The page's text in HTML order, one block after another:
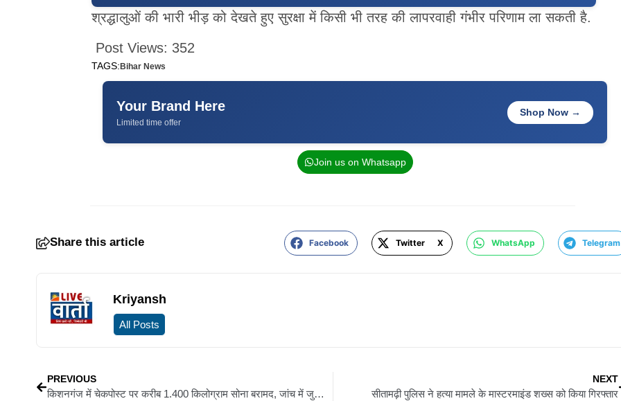
श्रद्धालुओं की भारी भीड़ को देखते हुए सुरक्षा में किसी भी तरह की लापरवाही गंभीर परिणाम ला सकती है.
Post Views: 352
TAGS: Bihar News
Your Brand Here
Limited time offer
Shop Now →
Join us on Whatsapp
Share this article Facebook Twitter X WhatsApp Telegram
Kriyansh
All Posts
PREVIOUS
किशनगंज में चेकपोस्ट पर करीब 1.400 किलोग्राम सोना बरामद, जांच में जुटी पुलिस
NEXT
सीतामढ़ी पुलिस ने हत्या मामले के मास्टरमाइंड शख्स को किया गिरफ्तार